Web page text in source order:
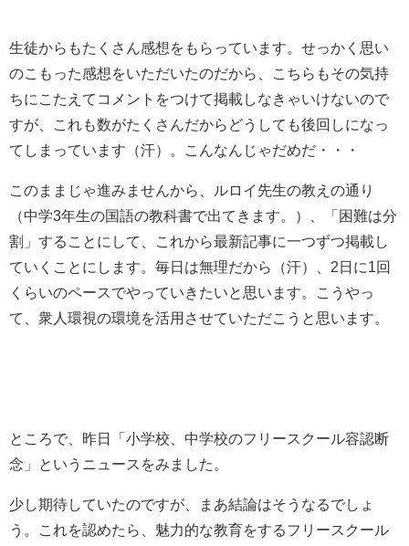
生徒からもたくさん感想をもらっています。せっかく思い
のこもった感想をいただいたのだから、こちらもその気持
ちにこたえてコメントをつけて掲載しなきゃいけないので
すが、これも数がたくさんだからどうしても後回しになっ
てしまっています（汗）。こんなんじゃだめだ・・・
このままじゃ進みませんから、ルロイ先生の教えの通り
（中学3年生の国語の教科書で出てきます。）、「困難は分
割」することにして、これから最新記事に一つずつ掲載し
ていくことにします。毎日は無理だから（汗）、2日に1回
くらいのペースでやっていきたいと思います。こうやっ
て、衆人環視の環境を活用させていただこうと思います。
ところで、昨日「小学校、中学校のフリースクール容認断
念」というニュースをみました。
少し期待していたのですが、まあ結論はそうなるでしょ
う。これを認めたら、魅力的な教育をするフリースクール